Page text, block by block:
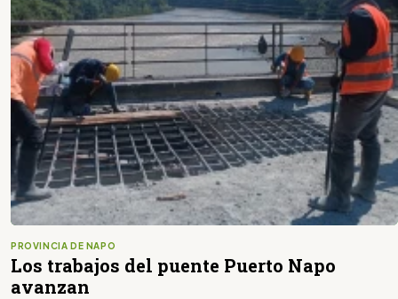
PROVINCIA DE NAPO
Los trabajos del puente Puerto Napo
avanzan